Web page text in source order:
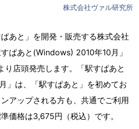
株式会社ヴァル研究所
あと」を開発・販売する株式会社
ぱあと(Windows) 2010年10月」
り店頭発売します。「駅すぱあと
」は、「駅すぱあと」を初めてお
アップされる方も、共通でご利用
価格は3,675円（税込）です。